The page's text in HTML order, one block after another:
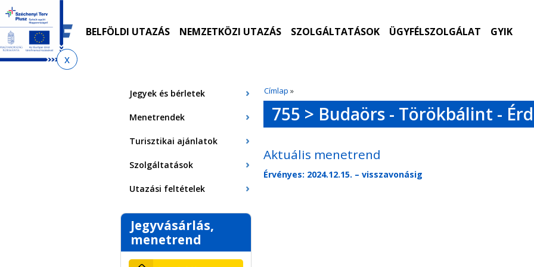
Ugrás
menetrendkeresőhöz
Ugrás
az
almenühöz
Ugrás
tartalomra
Ugrás
az
oldaltérképre
BELFÖLDI UTAZÁS NEMZETKÖZI UTAZÁS SZOLGÁLTATÁSOK ÜGYFÉLSZOLGÁLAT GYIK
Címlap »
Jegyek és bérletek
Menetrendek
Turisztikai ajánlatok
Szolgáltatások
Utazási feltételek
Jegyvásárlás,
menetrend
755 > Budaörs - Törökbálint - Érd
Aktuális menetrend
Érvényes: 2024.12.15. – visszavonásig